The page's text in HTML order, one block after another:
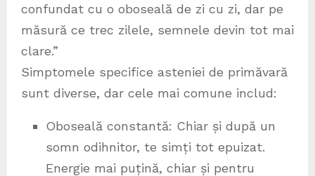
confundat cu o oboseală de zi cu zi, dar pe
măsură ce trec zilele, semnele devin tot mai
clare.”
Simptomele specifice asteniei de primăvară
sunt diverse, dar cele mai comune includ:
Oboseală constantă: Chiar și după un
somn odihnitor, te simți tot epuizat.
Energie mai puțină, chiar și pentru